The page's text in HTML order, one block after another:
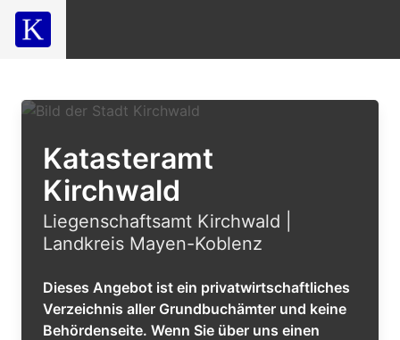
Katasteramt
Kirchwald
Liegenschaftsamt Kirchwald |
Landkreis Mayen-Koblenz
Dieses Angebot ist ein privatwirtschaftliches
Verzeichnis aller Grundbuchämter und keine
Behördenseite. Wenn Sie über uns einen